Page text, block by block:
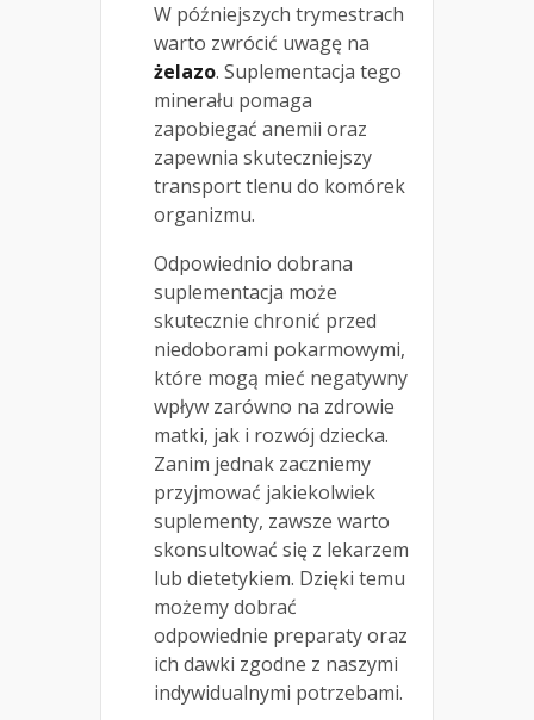
W późniejszych trymestrach
warto zwrócić uwagę na
żelazo. Suplementacja tego
minerału pomaga
zapobiegać anemii oraz
zapewnia skuteczniejszy
transport tlenu do komórek
organizmu.
Odpowiednio dobrana
suplementacja może
skutecznie chronić przed
niedoborami pokarmowymi,
które mogą mieć negatywny
wpływ zarówno na zdrowie
matki, jak i rozwój dziecka.
Zanim jednak zaczniemy
przyjmować jakiekolwiek
suplementy, zawsze warto
skonsultować się z lekarzem
lub dietetykiem. Dzięki temu
możemy dobrać
odpowiednie preparaty oraz
ich dawki zgodne z naszymi
indywidualnymi potrzebami.